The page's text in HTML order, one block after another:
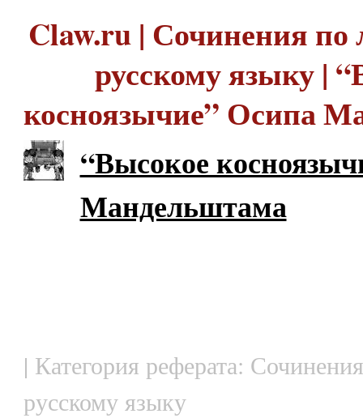
Claw.ru | Сочинения по
русскому языку |
косноязычие” Осипа
“Высокое
Мандельштама
| Категория реферата:
русскому языку